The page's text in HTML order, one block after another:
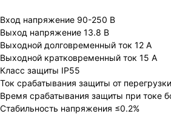
Вход напряжение 90-250 В
Выход напряжение 13.8 В
Выходной долговременный ток 12 А
Выходной кратковременный ток 15 А
Класс защиты IP55
Ток срабатывания защиты от
Время срабатывания защиты при токе
Стабильность напряжения ≤0.2%